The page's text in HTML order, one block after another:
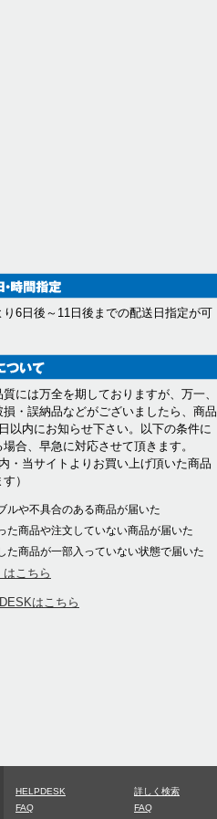
り6日後～11日後までの配送日指定が可
には万全を期しておりますが、万一、
損・誤納品などがございましたら、商品
以内にお知らせ下さい。以下の条件に
合、早急に対応させて頂きます。
内・当サイトよりお買い上げ頂いた商品
）
ルや不具合のある商品が届いた
た商品や注文していない商品が届いた
た商品が一部入っていない状態で届いた
こちら
はこちら
HELPDESK
FAQ
詳しく検索
FAQ